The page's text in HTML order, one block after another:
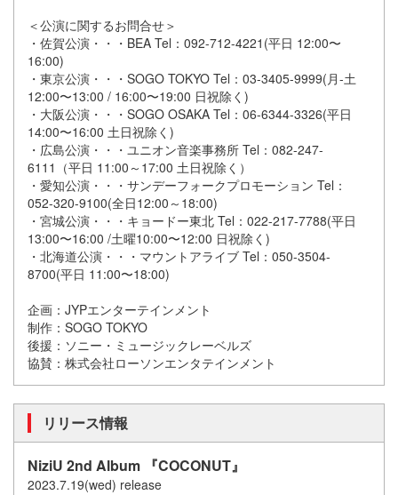
＜公演に関するお問合せ＞
・佐賀公演・・・BEA Tel：092-712-4221(平日 12:00〜
16:00)
・東京公演・・・SOGO TOKYO Tel：03-3405-9999(月-土
12:00〜13:00 / 16:00〜19:00 日祝除く)
・大阪公演・・・SOGO OSAKA Tel：06-6344-3326(平日
14:00〜16:00 土日祝除く)
・広島公演・・・ユニオン音楽事務所 Tel：082-247-
6111（平日 11:00～17:00 土日祝除く）
・愛知公演・・・サンデーフォークプロモーション Tel：
052-320-9100(全日12:00～18:00)
・宮城公演・・・キョードー東北 Tel：022-217-7788(平日
13:00〜16:00 /土曜10:00〜12:00 日祝除く)
・北海道公演・・・マウントアライブ Tel：050-3504-
8700(平日 11:00〜18:00)
企画：JYPエンターテインメント
制作：SOGO TOKYO
後援：ソニー・ミュージックレーベルズ
協賛：株式会社ローソンエンタテインメント
リリース情報
NiziU 2nd Album 『COCONUT』
2023.7.19(wed) release